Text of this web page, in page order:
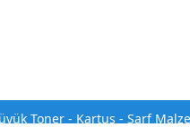
Toner - Kartuş - Sarf